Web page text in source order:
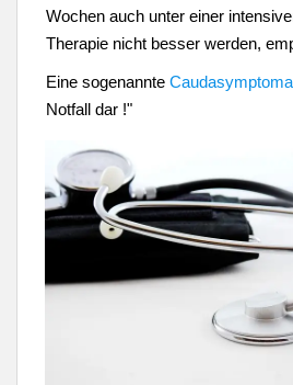
Wochen auch unter einer
Therapie nicht besser werden,
Eine sogenannte
Notfall dar !"